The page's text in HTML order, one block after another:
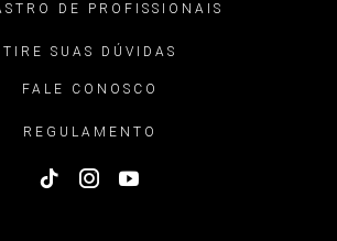
DE PROFISSIONAIS
TIRE SUAS DÚVIDAS
FALE CONOSCO
REGULAMENTO